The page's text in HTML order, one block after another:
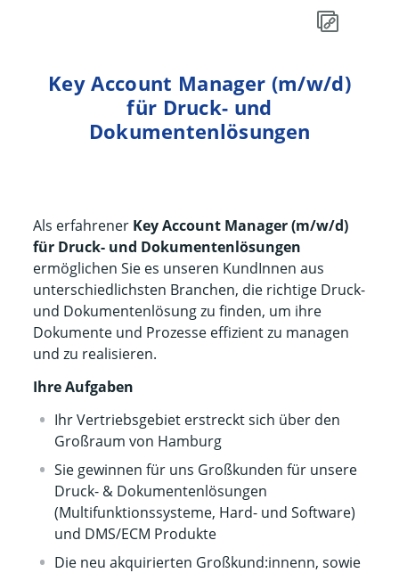
Key Account Manager (m/w/d)
für Druck- und
Dokumentenlösungen
Als erfahrener Key Account Manager (m/w/d)
für Druck- und Dokumentenlösungen
ermöglichen Sie es unseren KundInnen aus
unterschiedlichsten Branchen, die richtige Druck-
und Dokumentenlösung zu finden, um ihre
Dokumente und Prozesse effizient zu managen
und zu realisieren.
Ihre Aufgaben
Ihr Vertriebsgebiet erstreckt sich über den
Großraum von Hamburg
Sie gewinnen für uns Großkunden für unsere
Druck- & Dokumentenlösungen
(Multifunktionssysteme, Hard- und Software)
und DMS/ECM Produkte
Die neu akquirierten Großkund:innenn, sowie